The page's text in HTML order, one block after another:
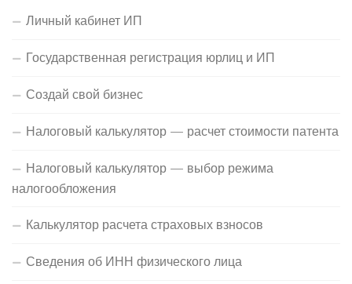
Личный кабинет ИП
Государственная регистрация юрлиц и ИП
Создай свой бизнес
Налоговый калькулятор — расчет стоимости патента
Налоговый калькулятор — выбор режима
налогообложения
Калькулятор расчета страховых взносов
Сведения об ИНН физического лица